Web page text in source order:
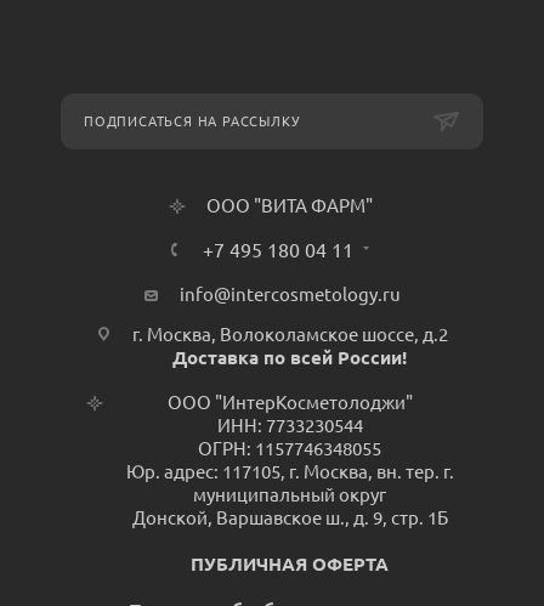
ПОДПИСАТЬСЯ НА РАССЫЛКУ
ООО "ВИТА ФАРМ"
+7 495 180 04 11
info@intercosmetology.ru
г. Москва, Волоколамское шоссе, д.2
Доставка по всей России!
ООО "ИнтерКосметолоджи"
ИНН: 7733230544
ОГРН: 1157746348055
Юр. адрес: 117105, г. Москва, вн. тер. г.
муниципальный округ
Донской, Варшавское ш., д. 9, стр. 1Б
ПУБЛИЧНАЯ ОФЕРТА